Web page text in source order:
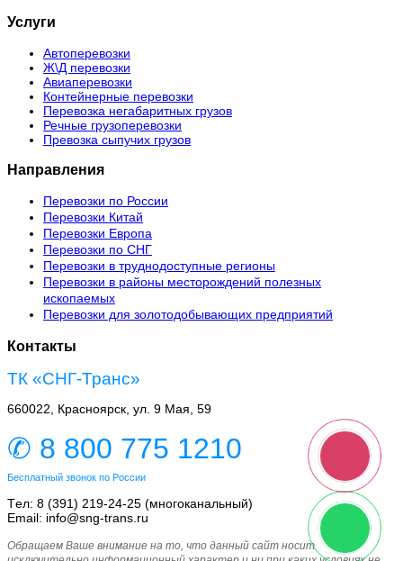
Услуги
Автоперевозки
Ж\Д перевозки
Авиаперевозки
Контейнерные перевозки
Перевозка негабаритных грузов
Речные грузоперевозки
Превозка сыпучих грузов
Направления
Перевозки по России
Перевозки Китай
Перевозки Европа
Перевозки по СНГ
Перевозки в труднодоступные регионы
Перевозки в районы месторождений полезных
ископаемых
Перевозки для золотодобывающих предприятий
Контакты
ТК «СНГ-Транс»
660022, Красноярск, ул. 9 Мая, 59
✆ 8 800 775 1210
Бесплатный звонок по России
Tел: 8 (391) 219-24-25 (многоканальный)
Email: info@sng-trans.ru
Обращаем Ваше внимание на то, что данный сайт носит